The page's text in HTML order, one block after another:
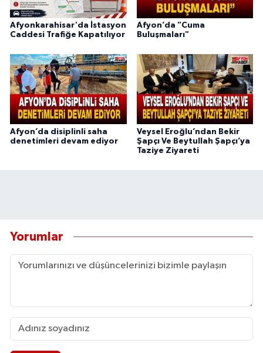
Afyonkarahisar'da İstasyon
Caddesi Trafiğe Kapatılıyor
Afyon’da "Cuma
Buluşmaları"
Afyon’da disiplinli saha
denetimleri devam ediyor
Veysel Eroğlu’ndan Bekir
Şapçı Ve Beytullah Şapçı’ya
Taziye Ziyareti
Yorumlar